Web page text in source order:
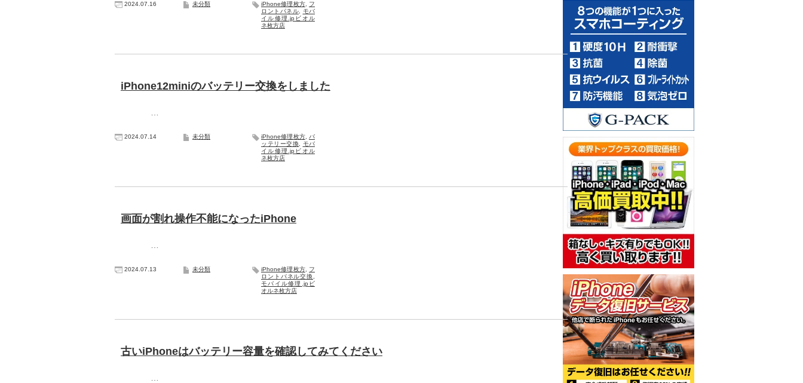
2024.07.16 未分類 iPhone修理枚方, フ
ロントパネル
モバ
イル修理.jpビオル
ネ枚方店
iPhone12miniのバッテリー交換をしました
2024.07.14 未分類 iPhone修理枚方, バ
ッテリー交換
モバ
イル修理.jpビオル
ネ枚方店
画面が割れ操作不能になったiPhone
2024.07.13 未分類 iPhone修理枚方, フ
ロントパネル交換
モバイル修理.jpビ
オルネ枚方店
古いiPhoneはバッテリー容量を確認してみてください